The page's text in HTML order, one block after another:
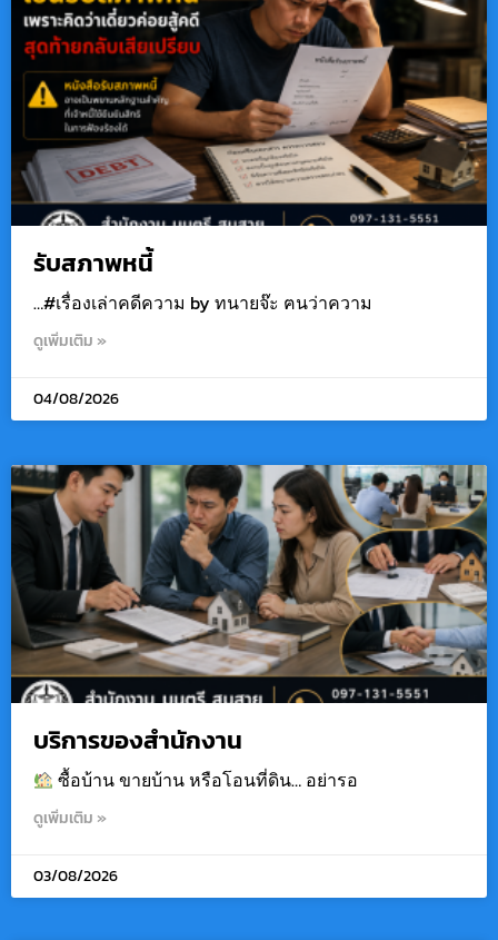
รับสภาพหนี้
…#เรื่องเล่าคดีความ by ทนายจ๊ะ ฅนว่าความ
ดูเพิ่มเติม »
04/08/2026
บริการของสำนักงาน
ซื้อบ้าน ขายบ้าน หรือโอนที่ดิน… อย่ารอ
ดูเพิ่มเติม »
03/08/2026